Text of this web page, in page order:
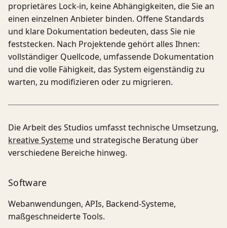
proprietäres Lock-in, keine Abhängigkeiten, die Sie an
einen einzelnen Anbieter binden. Offene Standards
und klare Dokumentation bedeuten, dass Sie nie
feststecken. Nach Projektende gehört alles Ihnen:
vollständiger Quellcode, umfassende Dokumentation
und die volle Fähigkeit, das System eigenständig zu
warten, zu modifizieren oder zu migrieren.
Die Arbeit des Studios umfasst technische Umsetzung,
kreative Systeme und strategische Beratung über
verschiedene Bereiche hinweg.
Software
Webanwendungen, APIs, Backend-Systeme,
maßgeschneiderte Tools.